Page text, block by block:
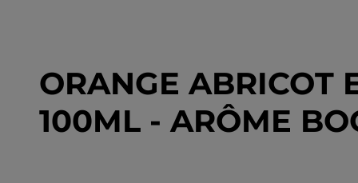
ORANGE ABRICOT
100ML - ARÔME